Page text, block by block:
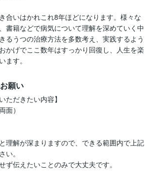
合いはかれこれ8年ほどになります。様々な
書籍などで病気について理解を深めていく中
るうつの治療方法を多数考え、実践するよう
かげでここ数年はすっかり回復し、人生を楽
ます。
願い
ただきたい内容】
面）
理解が深まりますので、できる範囲内で上記
い。
ず伝えたいことのみで大丈夫です。